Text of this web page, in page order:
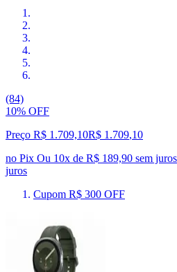
(84)
10% OFF
Preço R$ 1.709,10R$ 1.709,10
no Pix Ou 10x de R$ 189,90 sem juros
juros
Cupom R$ 300 OFF